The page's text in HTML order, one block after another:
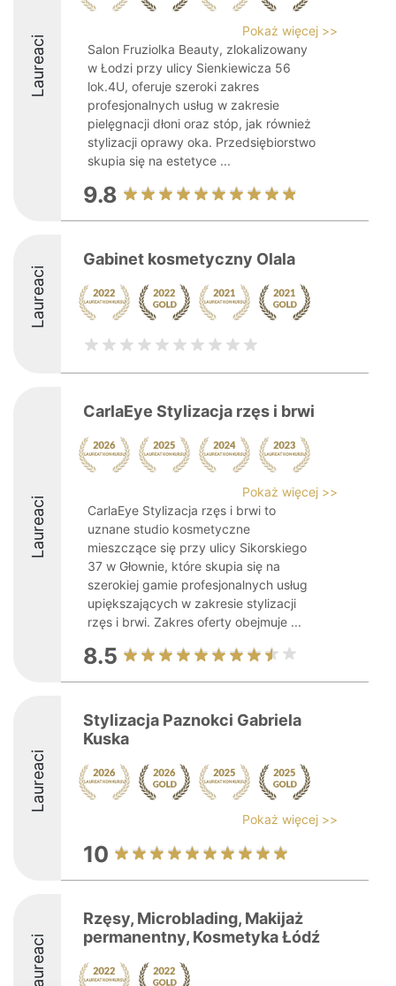
Laureaci
Pokaż więcej >>
Salon Fruziolka Beauty, zlokalizowany
w Łodzi przy ulicy Sienkiewicza 56
lok.4U, oferuje szeroki zakres
profesjonalnych usług w zakresie
pielęgnacji dłoni oraz stóp, jak również
stylizacji oprawy oka. Przedsiębiorstwo
skupia się na estetyce ...
9.8
Laureaci
Gabinet kosmetyczny Olala
Laureaci
CarlaEye Stylizacja rzęs i brwi
Pokaż więcej >>
CarlaEye Stylizacja rzęs i brwi to
uznane studio kosmetyczne
mieszczące się przy ulicy Sikorskiego
37 w Głownie, które skupia się na
szerokiej gamie profesjonalnych usług
upiększających w zakresie stylizacji
rzęs i brwi. Zakres oferty obejmuje ...
8.5
Laureaci
Stylizacja Paznokci Gabriela
Kuska
Pokaż więcej >>
10
Laureaci
Rzęsy, Microblading, Makijaż
permanentny, Kosmetyka Łódź